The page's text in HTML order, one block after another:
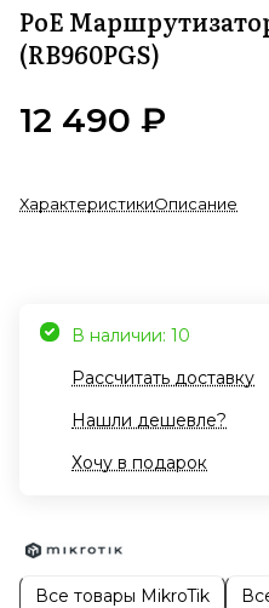
PoE
(RB960PGS)
12 490 ₽
ХарактеристикиОписание
В наличии: 10
Рассчитать доставку
Нашли дешевле?
Хочу в подарок
Все товары MikroTik